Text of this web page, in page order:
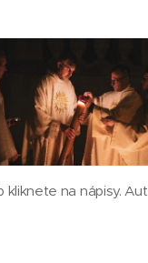
kliknete na nápisy.